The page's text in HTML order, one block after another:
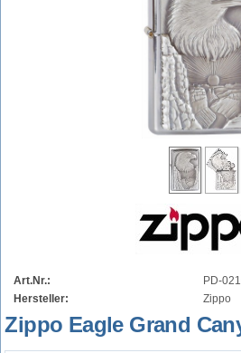
Art.Nr.:
PD-
Hersteller:
Zippo
Zippo Eagle Grand